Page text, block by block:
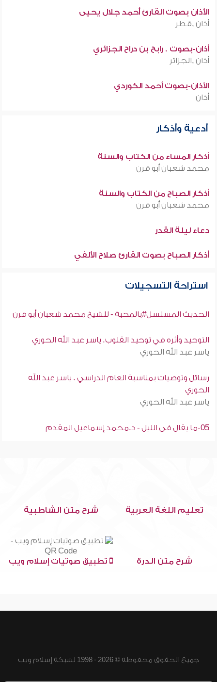
الأذان بصوت القارئ أحمد جلال يحيى
أذان ,قطر
أذان-بصوت . رابح بن دراح الجزائري
أذان ,الجزائر
الأذان-بصوت أحمد الكوردي
أذان
أدعية وأذكار
أذكار المساء من الكتاب والسنة
محمد شعبان أبو قرن
أذكار الصباح من الكتاب والسنة
محمد شعبان أبو قرن
دعاء ليلة القدر
أذكار الصباح بصوت القارئ صلاح الألفي
استراحة التسجيلات
الحديث المسلسل#بالمحبة - للشيخ محمد شعبان أبو قرن
التوحيد وأثره في توحيد القلوب. ياسر عبد الله الحوري
ياسر عبد الله الحوري
رسائل وتوصيات بمناسبة العام الدراسي . ياسر عبد الله
الحوري
ياسر عبد الله الحوري
05-ما يقال فى الليل - د.محمد إسماعيل المقدم
تعليم اللغة العربية شرح متن الشاطبية
شرح متن الدرة تطبيق صوتيات إسلام ويب
جميع الحقوق محفوظة © 2026 - 1998 لشبكة إسلام ويب